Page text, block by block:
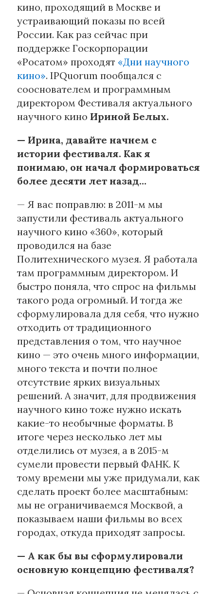
кино, проходящий в Москве и
устраивающий показы по всей
России. Как раз сейчас при
поддержке Госкорпорации
«Росатом» проходят «Дни научного
кино». IPQuorum пообщался с
сооснователем и программным
директором Фестиваля актуального
научного кино Ириной Белых.
— Ирина, давайте начнем с
истории фестиваля. Как я
понимаю, он начал формироваться
более десяти лет назад…
— Я вас поправлю: в 2011-м мы
запустили фестиваль актуального
научного кино «360», который
проводился на базе
Политехнического музея. Я работала
там программным директором. И
быстро поняла, что спрос на фильмы
такого рода огромный. И тогда же
сформулировала для себя, что нужно
отходить от традиционного
представления о том, что научное
кино — это очень много информации,
много текста и почти полное
отсутствие ярких визуальных
решений. А значит, для продвижения
научного кино тоже нужно искать
какие-то необычные форматы. В
итоге через несколько лет мы
отделились от музея, а в 2015-м
сумели провести первый ФАНК. К
тому времени мы уже придумали, как
сделать проект более масштабным:
мы не ограничиваемся Москвой, а
показываем наши фильмы во всех
городах, откуда приходят запросы.
— А как бы вы сформулировали
основную концепцию фестиваля?